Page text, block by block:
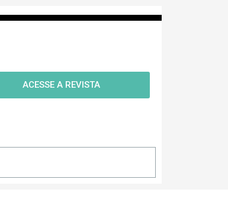
ACESSE A REVISTA